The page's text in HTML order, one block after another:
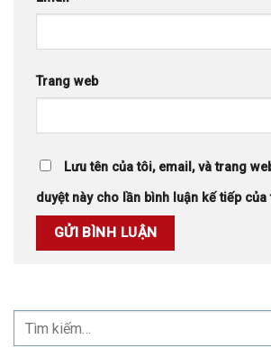
Trang web
Lưu tên của tôi, email, và trang
duyệt này cho lần bình luận kế tiếp của